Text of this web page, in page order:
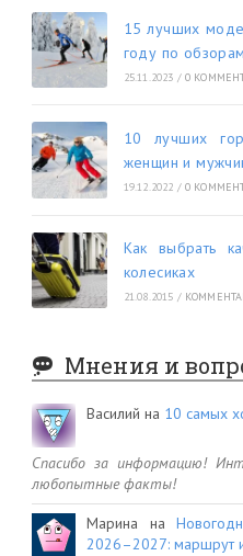
15 лучших
году по
25.11.2023 / 0
10 лучших
женщин и
19.12.2022 / 0
Как выбрать
колесиках
21.08.2015 /
Мнения и
Василий на 10 самых
Спасибо за информацию!
любопытные факты!
Марина на
2026–2027: маршрут